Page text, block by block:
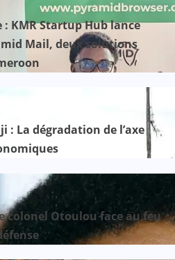
KMR Startup Hub lance
Mail, deux solutions
: La dégradation de l’axe
colonel Otoulou face au feu